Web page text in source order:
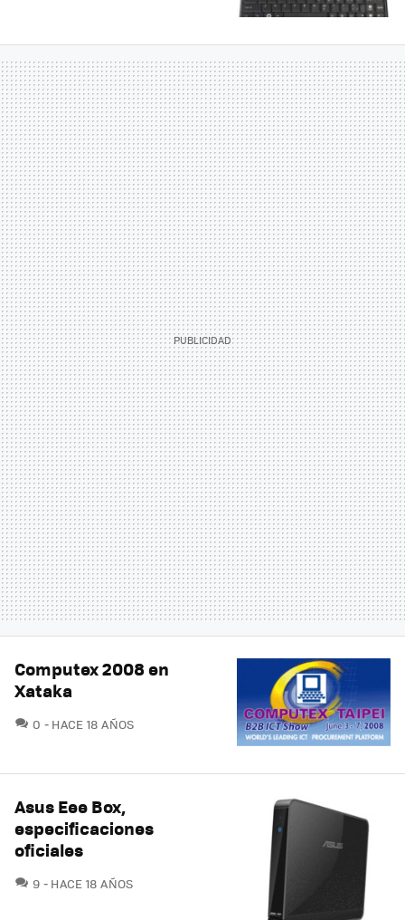
Computex 2008 en
Xataka
0 COMENTARIOS
HACE 18 AÑOS
Asus Eee Box,
especificaciones
oficiales
9 COMENTARIOS
HACE 18 AÑOS